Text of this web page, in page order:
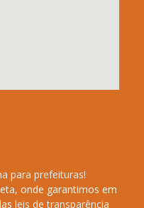
para prefeituras!
onde garantimos em
leis de transparência